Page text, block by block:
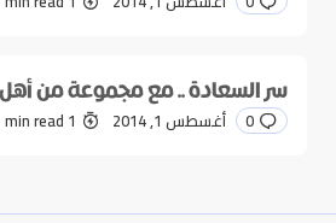
سر السعادة .. مع مجموعة من
0 أغسطس 1, 2014 1 min read